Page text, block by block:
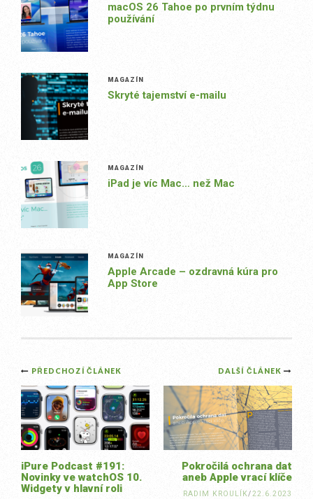
macOS 26 Tahoe po prvním týdnu
používání
MAGAZÍN
Skryté tajemství e-mailu
MAGAZÍN
iPad je víc Mac… než Mac
MAGAZÍN
Apple Arcade – ozdravná kúra pro
App Store
Post
navigation
DALŠÍ ČLÁNEK
Pokročilá ochrana dat
aneb Apple vrací klíče
RADIM KROULÍK/22.6.2023
PŘEDCHOZÍ ČLÁNEK
iPure Podcast #191:
Novinky ve watchOS 10.
Widgety v hlavní roli